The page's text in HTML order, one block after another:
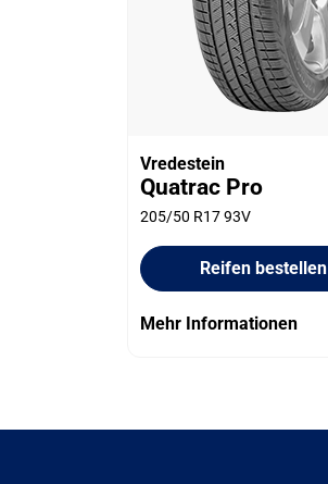
Vredestein
Quatrac Pro
205/50 R17 93V
Reifen bestellen
Mehr Informationen